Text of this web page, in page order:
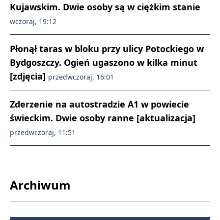
Kujawskim. Dwie osoby są w ciężkim stanie
wczoraj, 19:12
Płonął taras w bloku przy ulicy Potockiego w
Bydgoszczy. Ogień ugaszono w kilka minut
[zdjęcia] przedwczoraj, 16:01
Zderzenie na autostradzie A1 w powiecie
świeckim. Dwie osoby ranne [aktualizacja]
przedwczoraj, 11:51
Archiwum